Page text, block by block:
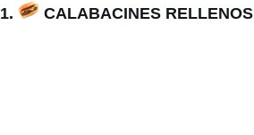
1. CALABACINES RELLENOS